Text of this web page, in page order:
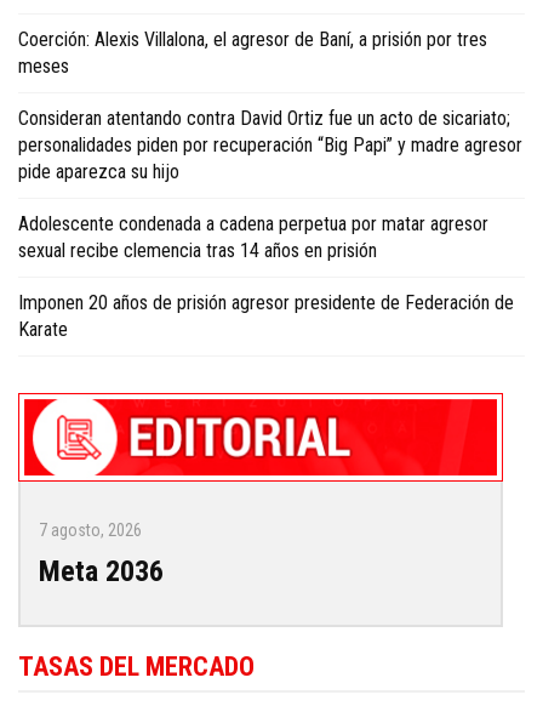
Coerción: Alexis Villalona, el agresor de Baní, a prisión por tres
meses
Consideran atentando contra David Ortiz fue un acto de sicariato;
personalidades piden por recuperación “Big Papi” y madre agresor
pide aparezca su hijo
Adolescente condenada a cadena perpetua por matar agresor
sexual recibe clemencia tras 14 años en prisión
Imponen 20 años de prisión agresor presidente de Federación de
Karate
7 agosto, 2026
Meta 2036
TASAS DEL MERCADO